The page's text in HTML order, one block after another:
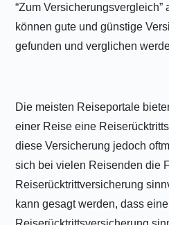
“Zum
können gute und günstige
gefunden und verglichen
Die meisten Reiseportale
einer Reise eine
diese Versicherung jedoch
sich bei vielen Reisenden die
Reiserücktrittversicherung
kann gesagt werden, dass eine